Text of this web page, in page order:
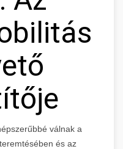
válnak a
és az